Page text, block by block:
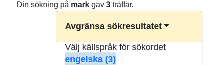
Din sökning på markgav 3träffar.
Avgränsa sökresultatet
Välj källspråk för sökordet
engelska (3)